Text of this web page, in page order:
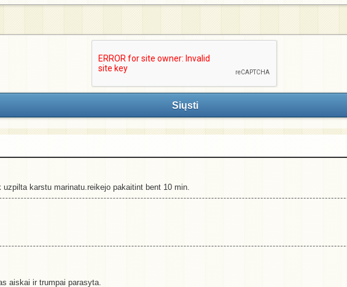
Siųsti
karstu marinatu.reikejo pakaitint bent 10 min.
aiskai ir trumpai parasyta.